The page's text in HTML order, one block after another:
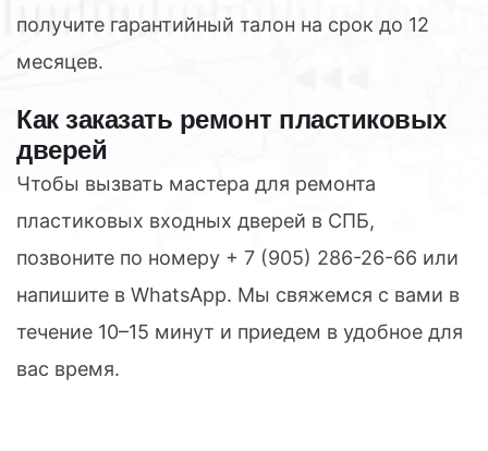
получите гарантийный талон на срок до 12
месяцев.
Как заказать ремонт пластиковых
дверей
Чтобы вызвать мастера для ремонта
пластиковых входных дверей в СПБ,
позвоните по номеру + 7 (905) 286-26-66 или
напишите в WhatsApp. Мы свяжемся с вами в
течение 10–15 минут и приедем в удобное для
вас время.